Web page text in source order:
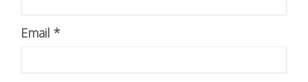
Email *